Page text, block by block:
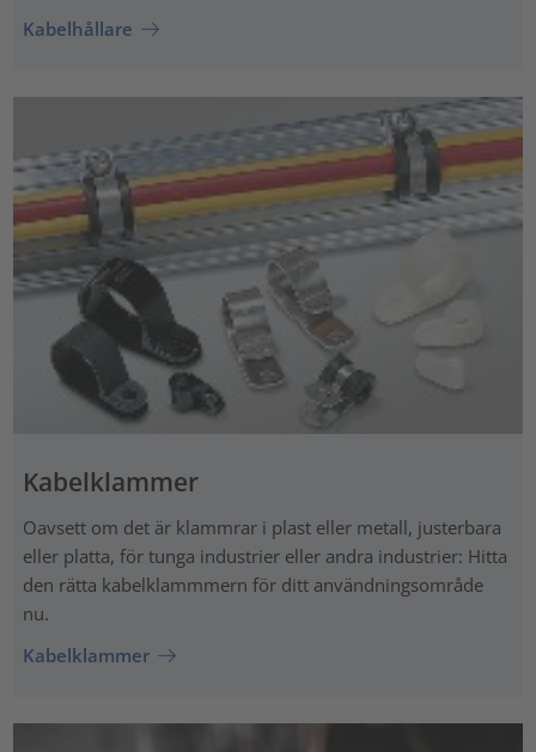
Kabelhållare
Kabelklammer
Oavsett om det är klammrar i plast eller metall, justerbara
eller platta, för tunga industrier eller andra industrier: Hitta
den rätta kabelklammmern för ditt användningsområde
nu.
Kabelklammer